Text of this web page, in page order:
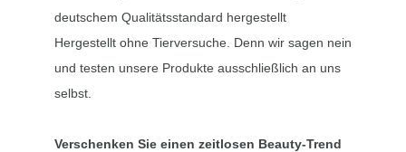
deutschem Qualitätsstandard hergestellt
Hergestellt ohne Tierversuche. Denn wir sagen nein
und testen unsere Produkte ausschließlich an uns
selbst.
Verschenken Sie einen zeitlosen Beauty-Trend